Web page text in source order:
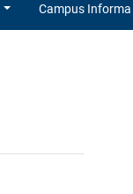
Campus Informa